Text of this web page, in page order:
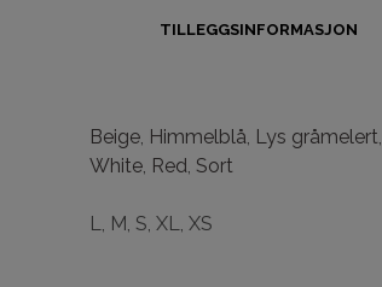
TILLEGGSINFORMASJON
Beige, Himmelblå, Lys gråmelert,
White, Red, Sort
L, M, S, XL, XS